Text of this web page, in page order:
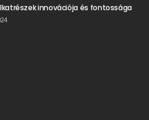
innovációja és fontossága